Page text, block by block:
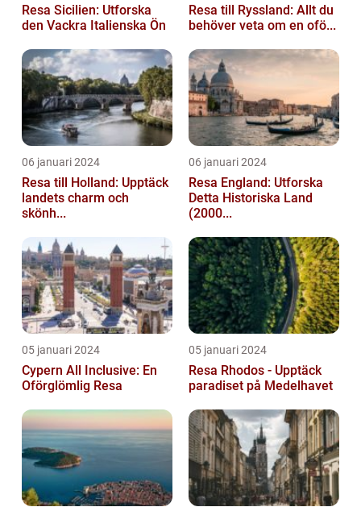
Resa Sicilien: Utforska
den Vackra Italienska Ön
Resa till Ryssland: Allt du
behöver veta om en ofö...
06 januari 2024
Resa till Holland: Upptäck
landets charm och
skönh...
06 januari 2024
Resa England: Utforska
Detta Historiska Land
(2000...
05 januari 2024
Cypern All Inclusive: En
Oförglömlig Resa
05 januari 2024
Resa Rhodos - Upptäck
paradiset på Medelhavet